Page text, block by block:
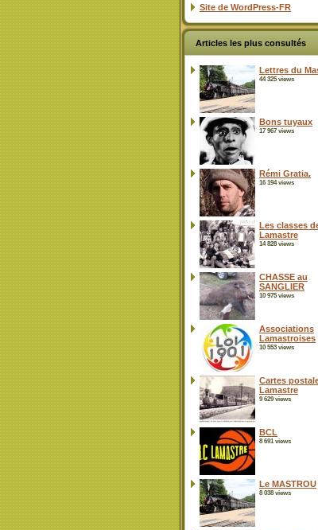
Site de WordPress-FR
Articles les plus consultés
Lettres du
44 325 views
Bons tuyaux
17 967 views
Rémi Gratia.
16 194 views
Les classes
Lamastre
14 828 views
CHASSE au
SANGLIER
10 975 views
Associations
Lamastroises
10 553 views
Cartes
Lamastre
9 629 views
BCL
8 691 views
Le MASTROU
8 038 views